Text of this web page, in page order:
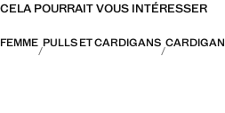
CELA POURRAIT VOUS INTÉRESSER
FEMME PULLS ET CARDIGANS CARDIGAN